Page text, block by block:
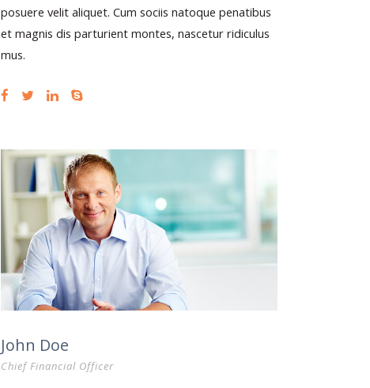
posuere velit aliquet. Cum sociis natoque penatibus
et magnis dis parturient montes, nascetur ridiculus
mus.
John Doe
Chief Financial Officer